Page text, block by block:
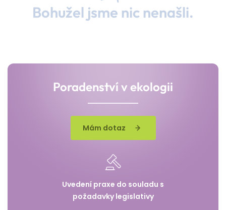
Bohužel jsme nic nenašli.
Poradenství v ekologii
Mám dotaz
Uvedení praxe do souladu s
požadavky legislativy